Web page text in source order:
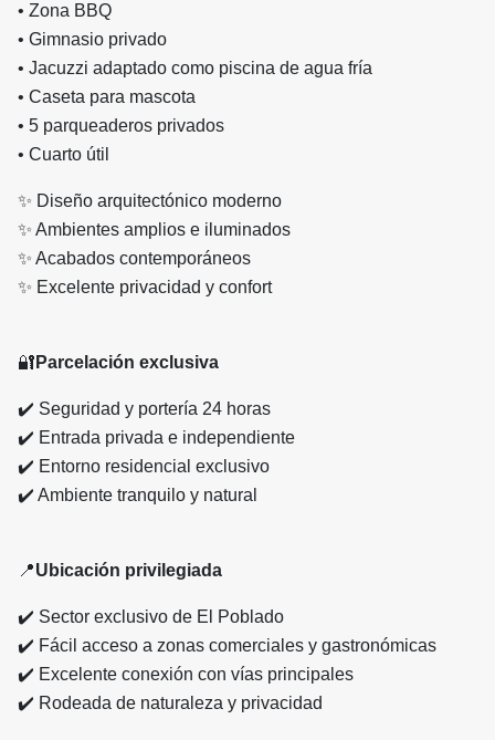
• Zona BBQ
• Gimnasio privado
• Jacuzzi adaptado como piscina de agua fría
• Caseta para mascota
• 5 parqueaderos privados
• Cuarto útil
✨ Diseño arquitectónico moderno
✨ Ambientes amplios e iluminados
✨ Acabados contemporáneos
✨ Excelente privacidad y confort
🔐 Parcelación exclusiva
✔️ Seguridad y portería 24 horas
✔️ Entrada privada e independiente
✔️ Entorno residencial exclusivo
✔️ Ambiente tranquilo y natural
📍Ubicación privilegiada
✔️ Sector exclusivo de El Poblado
✔️ Fácil acceso a zonas comerciales y gastronómicas
✔️ Excelente conexión con vías principales
✔️ Rodeada de naturaleza y privacidad